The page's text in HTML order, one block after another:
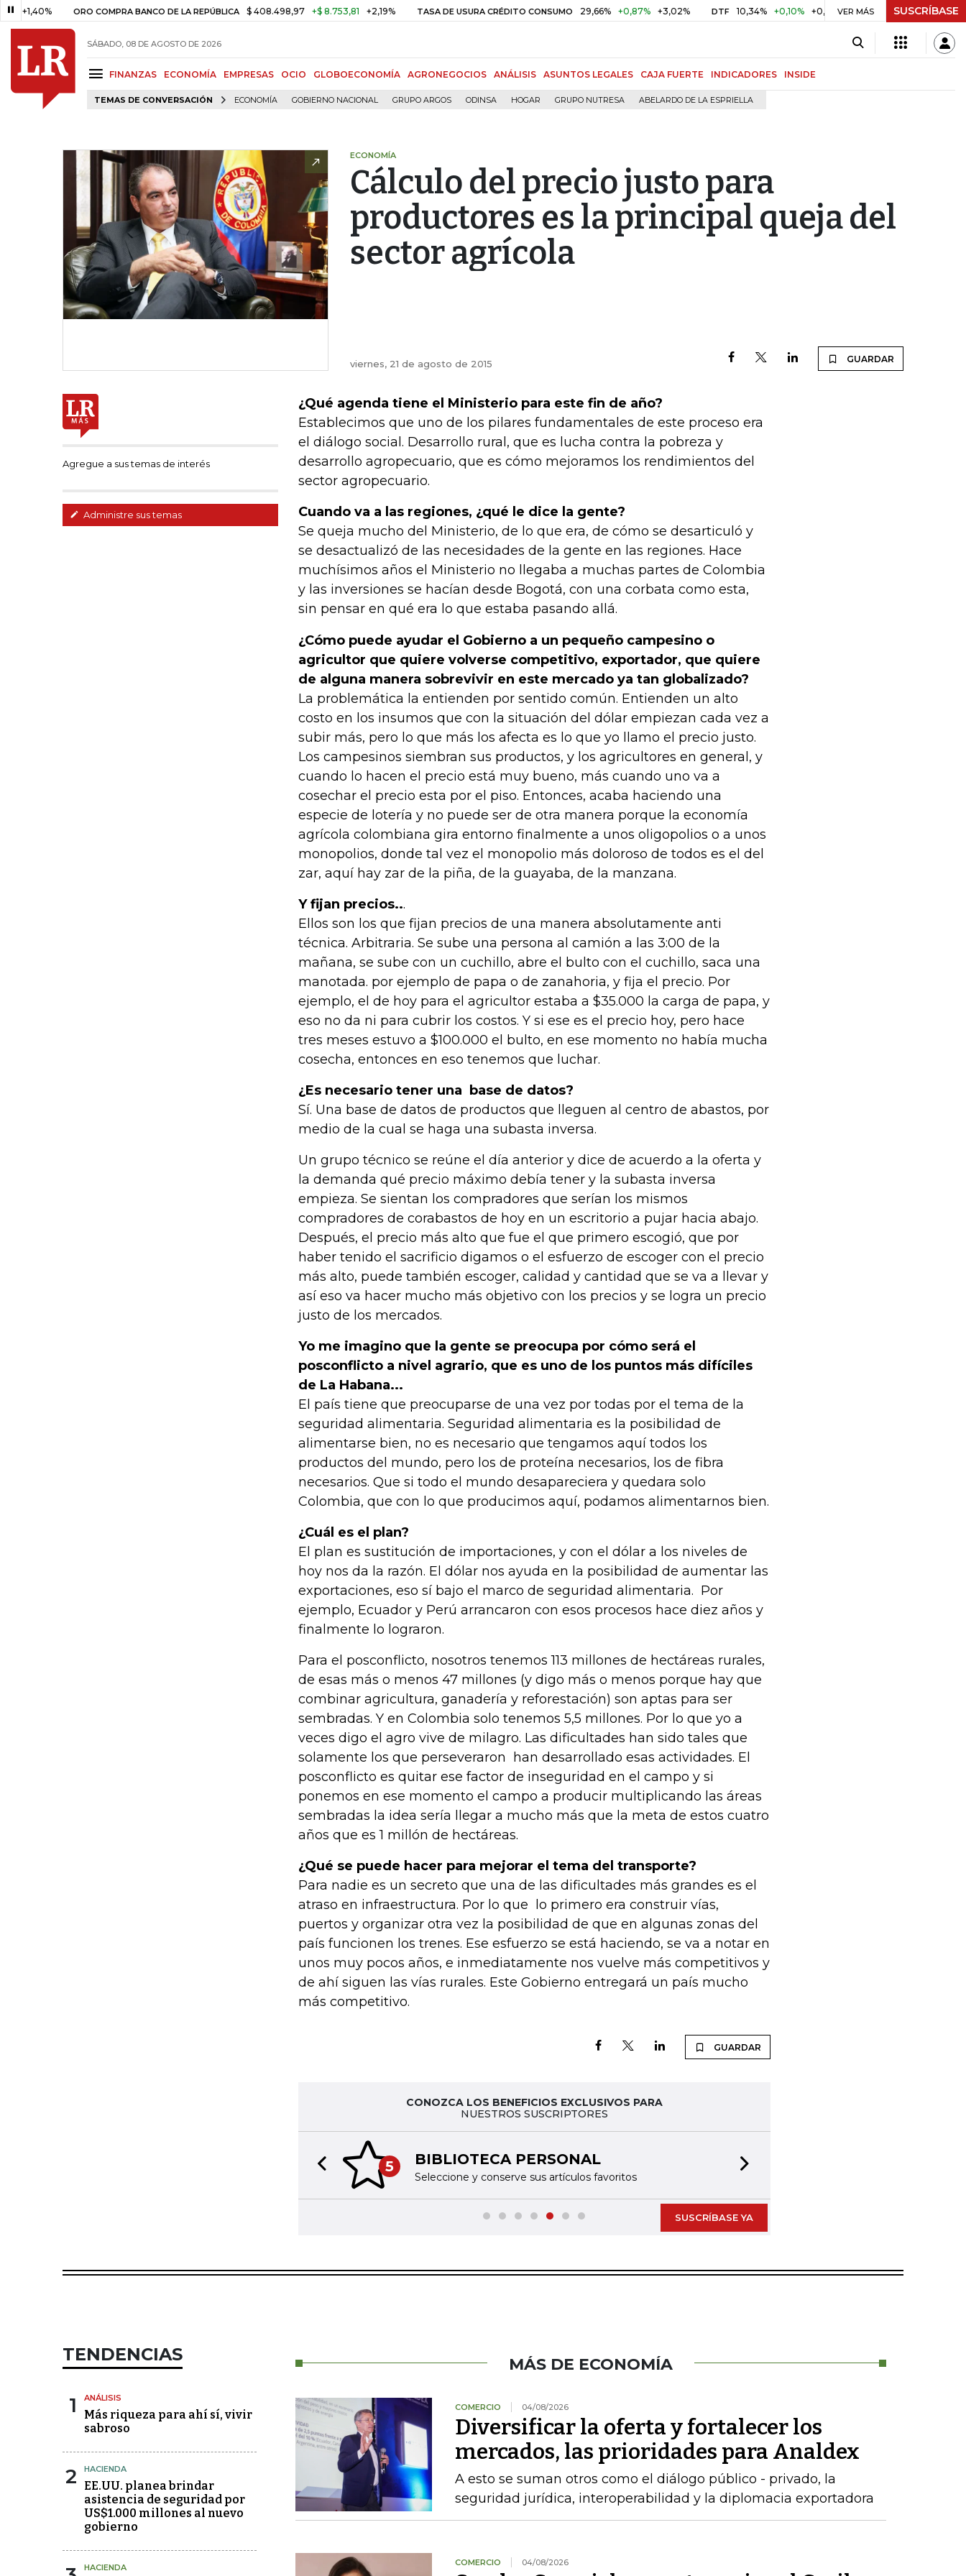
ORO COMPRA BANCO DE LA REPÚBLICA $ 408.498,97 +$ 8.753,81 +2,19% TASA DE USURA CRÉDITO CONSUMO 29,66% +0,87% +3,02% DTF 10,34% +0,10% +0,98% UVR $ 416,96 +$ 0,05 +0,01%
VER MÁS SUSCRÍBASE
SÁBADO, 08 DE AGOSTO DE 2026
FINANZAS ECONOMÍA EMPRESAS OCIO GLOBOECONOMÍA AGRONEGOCIOS ANÁLISIS ASUNTOS LEGALES CAJA FUERTE INDICADORES INSIDE
TEMAS DE CONVERSACIÓN ECONOMÍA GOBIERNO NACIONAL GRUPO ARGOS ODINSA HOGAR GRUPO NUTRESA ABELARDO DE LA ESPRIELLA
ECONOMÍA
Cálculo del precio justo para
productores es la principal queja del
sector agrícola
viernes, 21 de agosto de 2015 GUARDAR
Agregue a sus temas de interés
Administre sus temas
¿Qué agenda tiene el Ministerio para este fin de año?
Establecimos que uno de los pilares fundamentales de este proceso era
el diálogo social. Desarrollo rural, que es lucha contra la pobreza y
desarrollo agropecuario, que es cómo mejoramos los rendimientos del
sector agropecuario.
Cuando va a las regiones, ¿qué le dice la gente?
Se queja mucho del Ministerio, de lo que era, de cómo se desarticuló y
se desactualizó de las necesidades de la gente en las regiones. Hace
muchísimos años el Ministerio no llegaba a muchas partes de Colombia
y las inversiones se hacían desde Bogotá, con una corbata como esta,
sin pensar en qué era lo que estaba pasando allá.
¿Cómo puede ayudar el Gobierno a un pequeño campesino o
agricultor que quiere volverse competitivo, exportador, que quiere
de alguna manera sobrevivir en este mercado ya tan globalizado?
La problemática la entienden por sentido común. Entienden un alto
costo en los insumos que con la situación del dólar empiezan cada vez a
subir más, pero lo que más los afecta es lo que yo llamo el precio justo.
Los campesinos siembran sus productos, y los agricultores en general, y
cuando lo hacen el precio está muy bueno, más cuando uno va a
cosechar el precio esta por el piso. Entonces, acaba haciendo una
especie de lotería y no puede ser de otra manera porque la economía
agrícola colombiana gira entorno finalmente a unos oligopolios o a unos
monopolios, donde tal vez el monopolio más doloroso de todos es el del
zar, aquí hay zar de la piña, de la guayaba, de la manzana.
Y fijan precios...
Ellos son los que fijan precios de una manera absolutamente anti
técnica. Arbitraria. Se sube una persona al camión a las 3:00 de la
mañana, se sube con un cuchillo, abre el bulto con el cuchillo, saca una
manotada. por ejemplo de papa o de zanahoria, y fija el precio. Por
ejemplo, el de hoy para el agricultor estaba a $35.000 la carga de papa, y
eso no da ni para cubrir los costos. Y si ese es el precio hoy, pero hace
tres meses estuvo a $100.000 el bulto, en ese momento no había mucha
cosecha, entonces en eso tenemos que luchar.
¿Es necesario tener una base de datos?
Sí. Una base de datos de productos que lleguen al centro de abastos, por
medio de la cual se haga una subasta inversa.
Un grupo técnico se reúne el día anterior y dice de acuerdo a la oferta y
la demanda qué precio máximo debía tener y la subasta inversa
empieza. Se sientan los compradores que serían los mismos
compradores de corabastos de hoy en un escritorio a pujar hacia abajo.
Después, el precio más alto que fue el que primero escogió, que por
haber tenido el sacrificio digamos o el esfuerzo de escoger con el precio
más alto, puede también escoger, calidad y cantidad que se va a llevar y
así eso va hacer mucho más objetivo con los precios y se logra un precio
justo de los mercados.
Yo me imagino que la gente se preocupa por cómo será el
posconflicto a nivel agrario, que es uno de los puntos más difíciles
de La Habana...
El país tiene que preocuparse de una vez por todas por el tema de la
seguridad alimentaria. Seguridad alimentaria es la posibilidad de
alimentarse bien, no es necesario que tengamos aquí todos los
productos del mundo, pero los de proteína necesarios, los de fibra
necesarios. Que si todo el mundo desapareciera y quedara solo
Colombia, que con lo que producimos aquí, podamos alimentarnos bien.
¿Cuál es el plan?
El plan es sustitución de importaciones, y con el dólar a los niveles de
hoy nos da la razón. El dólar nos ayuda en la posibilidad de aumentar las
exportaciones, eso sí bajo el marco de seguridad alimentaria. Por
ejemplo, Ecuador y Perú arrancaron con esos procesos hace diez años y
finalmente lo lograron.
Para el posconflicto, nosotros tenemos 113 millones de hectáreas rurales,
de esas más o menos 47 millones (y digo más o menos porque hay que
combinar agricultura, ganadería y reforestación) son aptas para ser
sembradas. Y en Colombia solo tenemos 5,5 millones. Por lo que yo a
veces digo el agro vive de milagro. Las dificultades han sido tales que
solamente los que perseveraron han desarrollado esas actividades. El
posconflicto es quitar ese factor de inseguridad en el campo y si
ponemos en ese momento el campo a producir multiplicando las áreas
sembradas la idea sería llegar a mucho más que la meta de estos cuatro
años que es 1 millón de hectáreas.
¿Qué se puede hacer para mejorar el tema del transporte?
Para nadie es un secreto que una de las dificultades más grandes es el
atraso en infraestructura. Por lo que lo primero era construir vías,
puertos y organizar otra vez la posibilidad de que en algunas zonas del
país funcionen los trenes. Ese esfuerzo se está haciendo, se va a notar en
unos muy pocos años, e inmediatamente nos vuelve más competitivos y
de ahí siguen las vías rurales. Este Gobierno entregará un país mucho
más competitivo.
GUARDAR
CONOZCA LOS BENEFICIOS EXCLUSIVOS PARA
NUESTROS SUSCRIPTORES
5 BIBLIOTECA PERSONAL
Seleccione y conserve sus artículos favoritos
Previous slide
SUSCRÍBASE YA
TENDENCIAS
1 ANÁLISIS
Más riqueza para ahí sí, vivir
sabroso
2 HACIENDA
EE.UU. planea brindar
asistencia de seguridad por
US$1.000 millones al nuevo
gobierno
HACIENDA
MÁS DE ECONOMÍA
COMERCIO 04/08/2026
Diversificar la oferta y fortalecer los
mercados, las prioridades para Analdex
A esto se suman otros como el diálogo público - privado, la
seguridad jurídica, interoperabilidad y la diplomacia exportadora
COMERCIO 04/08/2026